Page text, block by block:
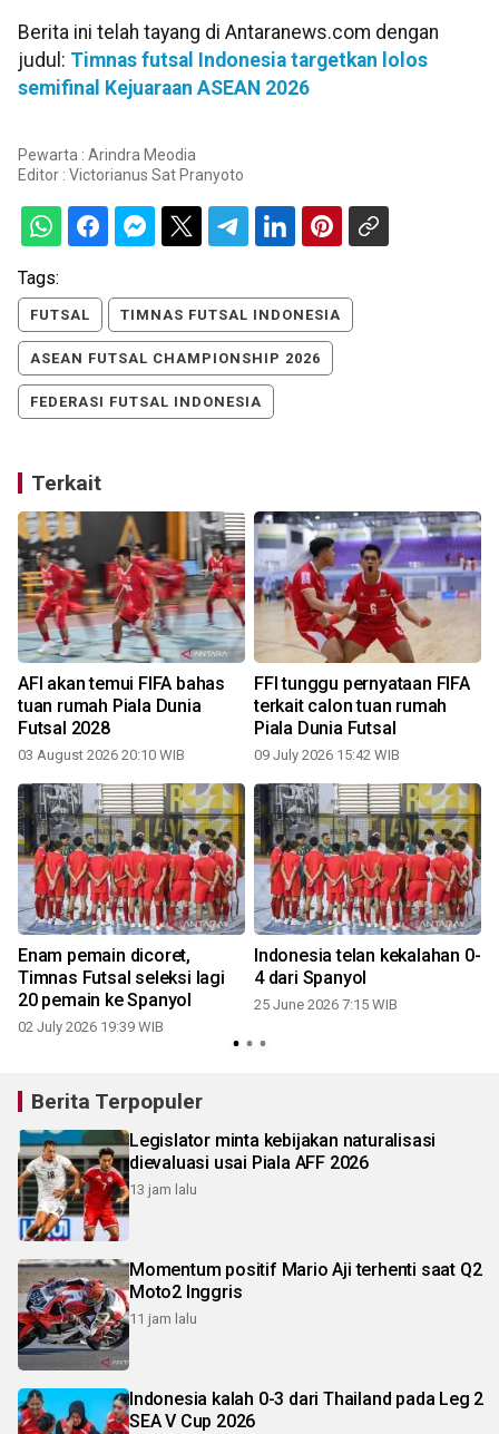
Berita ini telah tayang di Antaranews.com dengan
judul: Timnas futsal Indonesia targetkan lolos
semifinal Kejuaraan ASEAN 2026
Pewarta : Arindra Meodia
Editor : Victorianus Sat Pranyoto
Tags:
FUTSAL TIMNAS FUTSAL INDONESIA
ASEAN FUTSAL CHAMPIONSHIP 2026
FEDERASI FUTSAL INDONESIA
Terkait
AFI akan temui FIFA bahas
tuan rumah Piala Dunia
Futsal 2028
03 August 2026 20:10 WIB
FFI tunggu pernyataan FIFA
terkait calon tuan rumah
Piala Dunia Futsal
09 July 2026 15:42 WIB
Enam pemain dicoret,
Timnas Futsal seleksi lagi
20 pemain ke Spanyol
02 July 2026 19:39 WIB
Indonesia telan kekalahan 0-
4 dari Spanyol
25 June 2026 7:15 WIB
Berita Terpopuler
Legislator minta kebijakan naturalisasi
dievaluasi usai Piala AFF 2026
13 jam lalu
Momentum positif Mario Aji terhenti saat Q2
Moto2 Inggris
11 jam lalu
Indonesia kalah 0-3 dari Thailand pada Leg 2
SEA V Cup 2026